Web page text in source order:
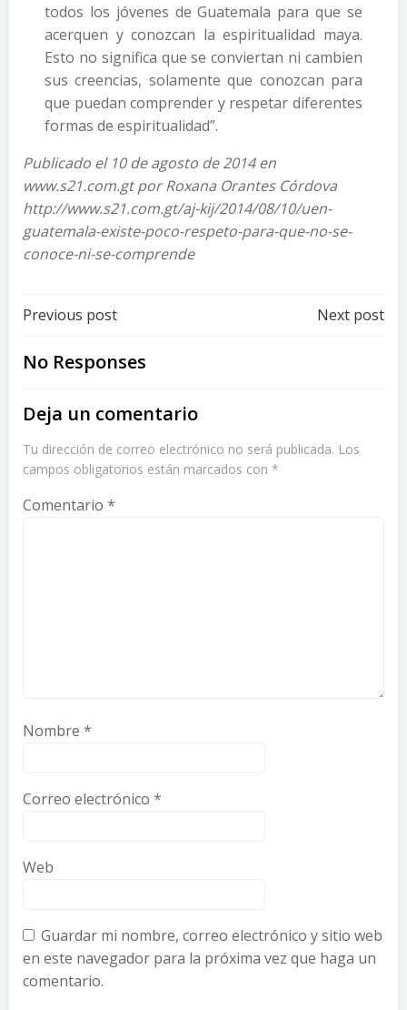
todos los jóvenes de Guatemala para que se
acerquen y conozcan la espiritualidad maya.
Esto no significa que se conviertan ni cambien
sus creencias, solamente que conozcan para
que puedan comprender y respetar diferentes
formas de espiritualidad”.
Publicado el 10 de agosto de 2014 en
www.s21.com.gt por Roxana Orantes Córdova
http://www.s21.com.gt/aj-kij/2014/08/10/uen-
guatemala-existe-poco-respeto-para-que-no-se-
conoce-ni-se-comprende
Post
navigation
Previous post Next post
No Responses
Deja un comentario
Tu dirección de correo electrónico no será publicada. Los
campos obligatorios están marcados con *
Comentario *
Nombre *
Correo electrónico *
Web
Guardar mi nombre, correo electrónico y sitio web
en este navegador para la próxima vez que haga un
comentario.